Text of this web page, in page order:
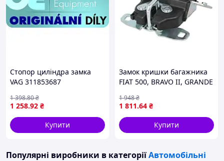
Стопор циліндра замка
VAG 311853687
1 258.92 ₴
1 398.80₴
Купити
Замок кришки багажника
FIAT 500, BRAVO II, GRANDE
PUNTO II 188, PUNTO III
199, LANCIA DELTA III
09.99- BLIC
1 811.64 ₴
1 948₴
Купити
Популярні виробники в категоріїАвтомобільні